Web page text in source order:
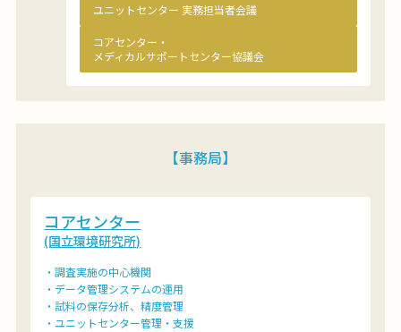
ユニットセンター 実務担当者会議
コアセンター・
メディカルサポートセンター協議会
【事務局】
コアセンター
(国立環境研究所)
・調査実施の中心機関
・データ管理システムの運用
・試料の保存分析、精度管理
・ユニットセンター管理・支援